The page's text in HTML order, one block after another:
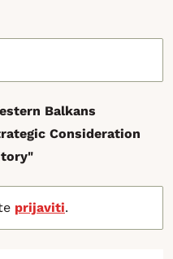
Balkans
Consideration
prijaviti.